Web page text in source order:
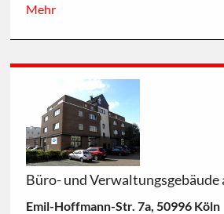
Mehr
Büro- und Verwaltungsgebäude
Emil-Hoffmann-Str. 7a, 50996 Köln